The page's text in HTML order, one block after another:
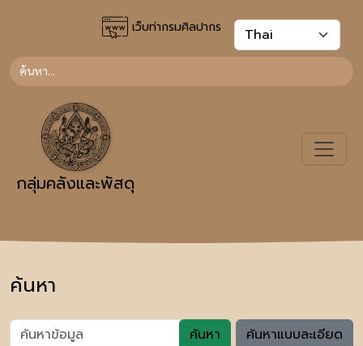
เว็บท่ากรมศิลปากร
กลุ่มคลังและพัสดุ
ค้นหา
ค้นหา ค้นหาแบบละเอียด